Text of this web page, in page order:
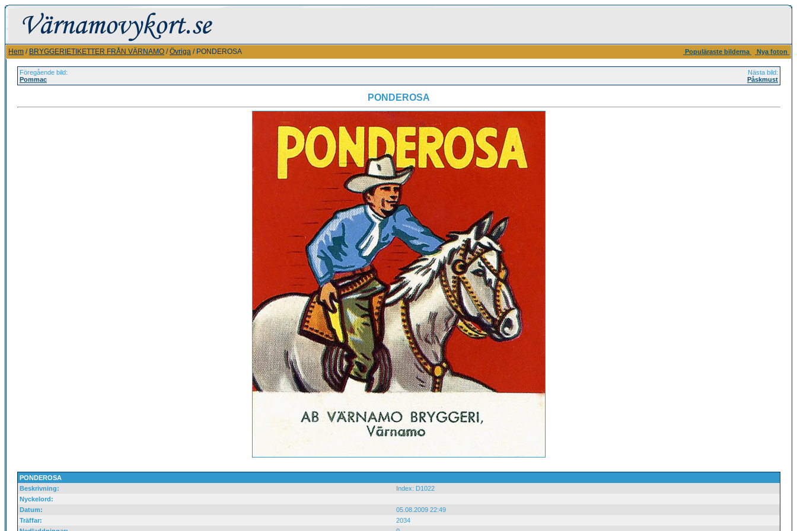
Hem / BRYGGERIETIKETTER FRÅN VÄRNAMO /Övriga / PONDEROSA Populäraste bilderna Nya foton
Föregående bild:
Pommac
Nästa bild:
Påskmust
PONDEROSA
PONDEROSA
Beskrivning:
Index: D1022
Nyckelord:
Datum:
05.08.2009 22:49
Träffar:
2034